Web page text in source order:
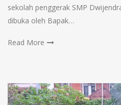
sekolah penggerak SMP
dibuka oleh Bapak…
Read More